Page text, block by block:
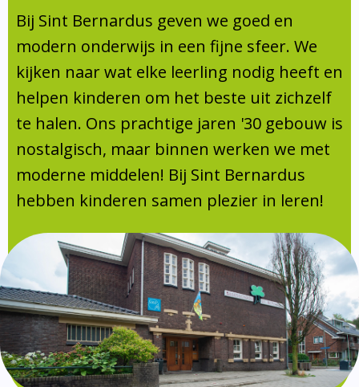
Onderwijs
Leerlingenraad
Leerlingenzorg
Doorstroomtoets
Jeugdprofessional op school
Centrum Jeugd en Gezin
Schoollogopedie
schoolondersteuningsprofiel
Schooltijden
Absentie
Vakanties
Aanmelden
Schoolgids
Gezonde school
Kinderopvang
BSO
Routebeschrijving
Ouders
Ouderraad (OR)
Medezeggenschapsraad (MR)
Formulieren
Klachtenregeling
Contact
Bij Sint Bernardus geven we goed en
modern onderwijs in een fijne sfeer. We
kijken naar wat elke leerling nodig heeft en
helpen kinderen om het beste uit zichzelf
te halen. Ons prachtige jaren '30 gebouw is
nostalgisch, maar binnen werken we met
moderne middelen! Bij Sint Bernardus
hebben kinderen samen plezier in leren!